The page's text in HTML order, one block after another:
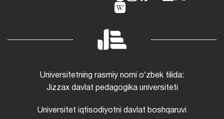
Universitetning rasmiy nomi oʻzbek tilida:
Jizzax davlat pedagogika universiteti
Universitet iqtisodiyotni davlat boshqaruvi